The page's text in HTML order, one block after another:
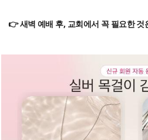
👉 새벽 예배 후, 교회에서 꼭 필요한 것